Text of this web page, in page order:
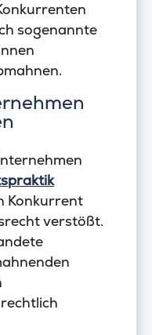
sogenannte
Konkurrent
verstößt.